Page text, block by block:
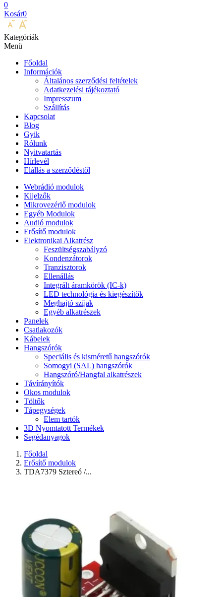
0
Kosár0
Kategóriák
Menü
Főoldal
Információk
Általános szerződési feltételek
Adatkezelési tájékoztató
Impresszum
Szállítás
Kapcsolat
Blog
Gyik
Rólunk
Nyitvatartás
Hírlevél
Elállás a szerződéstől
Webrádió modulok
Kijelzők
Mikrovezérlő modulok
Egyéb Modulok
Audió modulok
Erősítő modulok
Elektronikai Alkatrész
Feszültségszabályzó
Kondenzátorok
Tranzisztorok
Ellenállás
Integrált áramkörök (IC-k)
LED technológia és kiegészítők
Meghajtó szíjak
Egyéb alkatrészek
Panelek
Csatlakozók
Kábelek
Hangszórók
Speciális és kisméretű hangszórók
Somogyi (SAL) hangszórók
Hangszóró/Hangfal alkatrészek
Távírányítók
Okos modulok
Töltők
Tápegységek
Elem tartók
3D Nyomtatott Termékek
Segédanyagok
Főoldal
Erősítő modulok
TDA7379 Sztereó /...